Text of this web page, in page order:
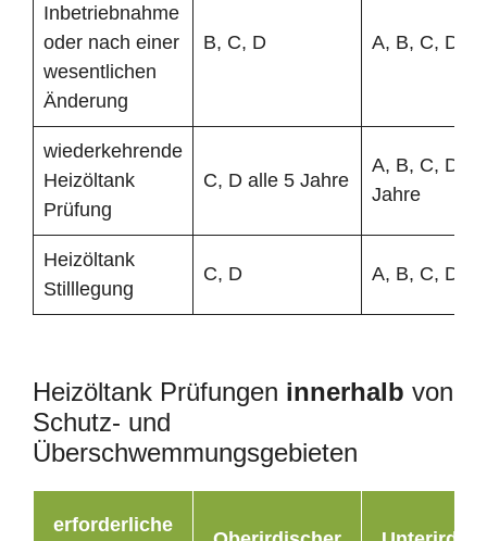
Inbetriebnahme
oder nach einer
wesentlichen
Änderung
B, C, D A, B, C, D
wiederkehrende
Heizöltank
Prüfung
C, D alle 5 Jahre
A, B, C, D
Jahre
Heizöltank
Stilllegung
C, D A, B, C, D
Heizöltank Prüfungen innerhalb von
Schutz- und
Überschwemmungsgebieten
erforderliche